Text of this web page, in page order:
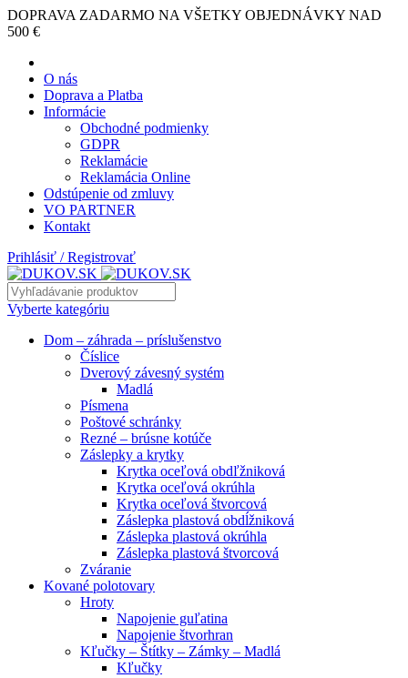
DOPRAVA ZADARMO NA VŠETKY OBJEDNÁVKY NAD
500 €
O nás
Doprava a Platba
Informácie
Obchodné podmienky
GDPR
Reklamácie
Reklamácia Online
Odstúpenie od zmluvy
VO PARTNER
Kontakt
Prihlásiť / Registrovať
Vyberte kategóriu
Dom – záhrada – príslušenstvo
Číslice
Dverový závesný systém
Madlá
Písmena
Poštové schránky
Rezné – brúsne kotúče
Záslepky a krytky
Krytka oceľová obdľžniková
Krytka oceľová okrúhla
Krytka oceľová štvorcová
Záslepka plastová obdĺžniková
Záslepka plastová okrúhla
Záslepka plastová štvorcová
Zváranie
Kované polotovary
Hroty
Napojenie guľatina
Napojenie štvorhran
Kľučky – Štítky – Zámky – Madlá
Kľučky